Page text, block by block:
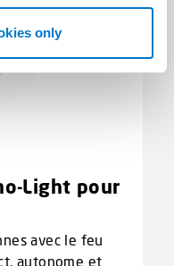
only
Light pour
avec le feu
autonome et